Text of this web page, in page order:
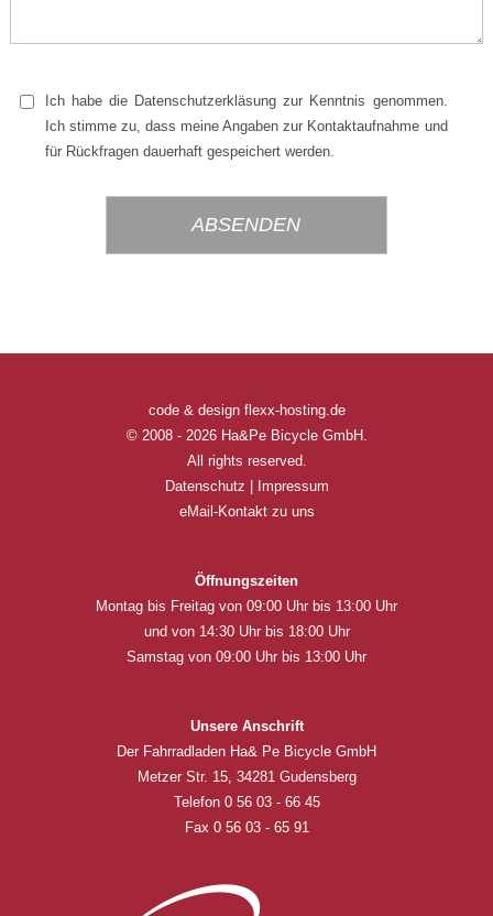
Ich habe die Datenschutzerkläsung zur Kenntnis genommen.
Ich stimme zu, dass meine Angaben zur Kontaktaufnahme und
für Rückfragen dauerhaft gespeichert werden.
code & design flexx-hosting.de
© 2008 - 2026 Ha&Pe Bicycle GmbH.
All rights reserved.
Datenschutz | Impressum
eMail-Kontakt zu uns
Öffnungszeiten
Montag bis Freitag von 09:00 Uhr bis 13:00 Uhr
und von 14:30 Uhr bis 18:00 Uhr
Samstag von 09:00 Uhr bis 13:00 Uhr
Unsere Anschrift
Der Fahrradladen Ha& Pe Bicycle GmbH
Metzer Str. 15, 34281 Gudensberg
Telefon 0 56 03 - 66 45
Fax 0 56 03 - 65 91